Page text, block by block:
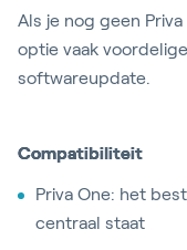
Als je nog geen
optie vaak
softwareupdate.
Compatibiliteit
Priva One: het
centraal staat